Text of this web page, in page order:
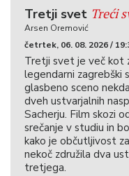
Tretji svet Treći
Arsen Oremović
četrtek, 06. 08. 2026 /
Tretji svet je več kot
legendarni zagrebški
glasbeno sceno
dveh ustvarjalnih
Sacherju. Film skozi
srečanje v studiu in
kako je občutljivost
nekoč združila dva
tretjega.